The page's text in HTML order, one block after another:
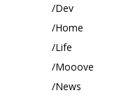
Dev
Home
Life
Mooove
News